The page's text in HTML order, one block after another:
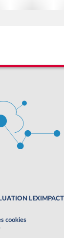
LEXIMPACT
cookies